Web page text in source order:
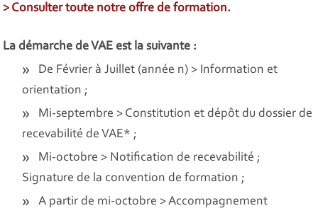
> Consulter toute notre offre de formation.
La démarche de VAE est la suivante :
De Février à Juillet (année n) > Information et
orientation ;
Mi-septembre > Constitution et dépôt du dossier de
recevabilité de VAE* ;
Mi-octobre > Notification de recevabilité ;
Signature de la convention de formation ;
A partir de mi-octobre > Accompagnement